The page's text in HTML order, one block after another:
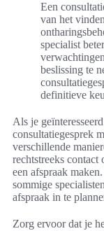
Een
van het
specialist
beslissing te
definitieve
Als je
consultatiegesprek
verschillende
rechtstreeks contact
een afspraak
sommige
afspraak in te
Zorg ervoor dat je